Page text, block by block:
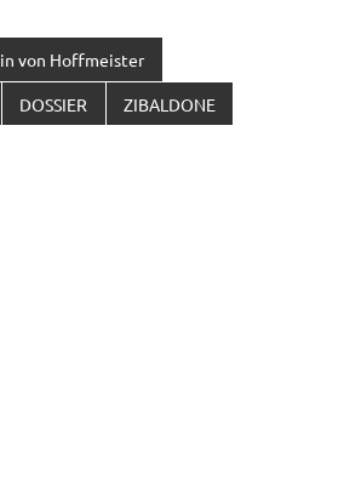
von Hoffmeister
DOSSIER ZIBALDONE